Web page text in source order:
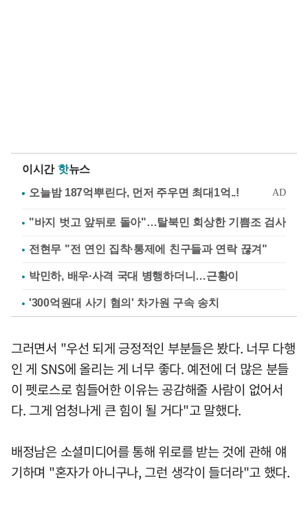
이시간 핫뉴스
"바지 벗고 앞뒤로 돌아"…탈북민 회상한 기쁨조 검사
전현무 "전 연인 집착·통제에 친구들과 연락 끊겨"
박민하, 배우·사격 국대 병행하더니…근황이
'300억원대 사기 혐의' 차가원 구속 송치
그러면서 "우선 되게 긍정적인 부분들은 봤다. 너무 다행
인 게 SNS에 올리는 게 너무 좋다. 예전에 더 많은 분들
이 펫로스로 힘들어한 이유는 공감해줄 사람이 없어서
다. 그게 엄청나게 큰 힘이 될 거다"고 말했다.
배정남은 소셜미디어를 통해 위로를 받는 것에 관해 얘
기하며 "혼자가 아니구나, 그런 생각이 들더라"고 했다.